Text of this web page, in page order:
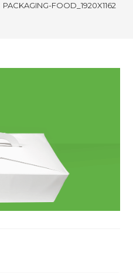
PACKAGING-FOOD_1920X1162